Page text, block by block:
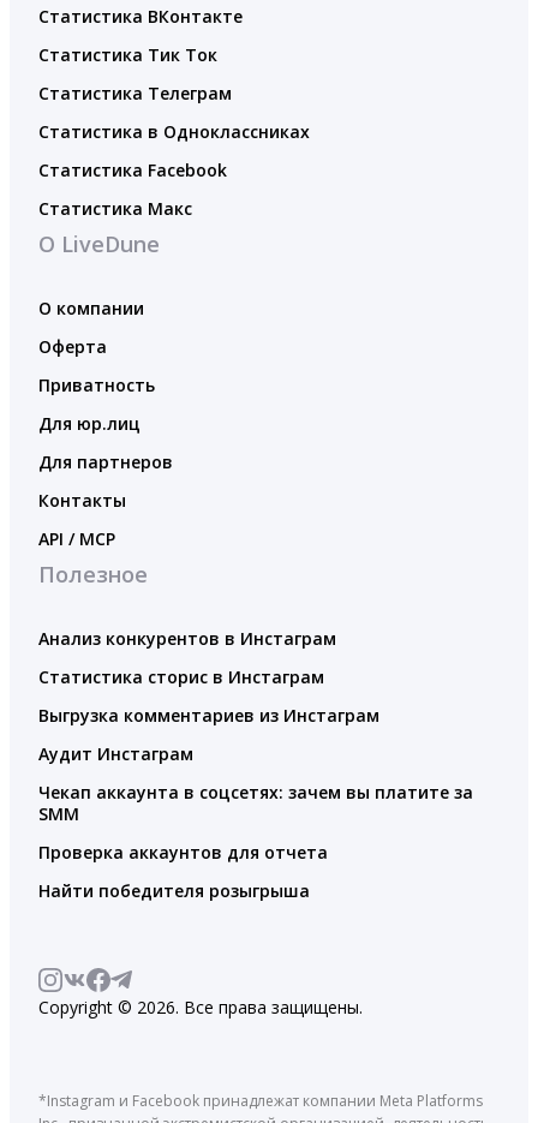
Статистика ВКонтакте
Статистика Тик Ток
Статистика Телеграм
Статистика в Одноклассниках
Статистика Facebook
Статистика Макс
О LiveDune
О компании
Оферта
Приватность
Для юр.лиц
Для партнеров
Контакты
API / MCP
Полезное
Анализ конкурентов в Инстаграм
Статистика сторис в Инстаграм
Выгрузка комментариев из Инстаграм
Аудит Инстаграм
Чекап аккаунта в соцсетях: зачем вы платите за
SMM
Проверка аккаунтов для отчета
Найти победителя розыгрыша
Copyright © 2026. Все права защищены.
*Instagram и Facebook принадлежат компании Meta Platforms